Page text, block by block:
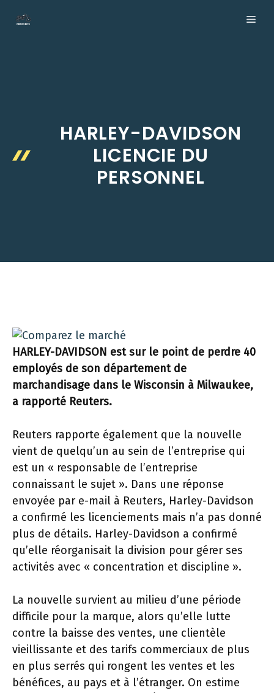
HARLEY-DAVIDSON
LICENCIE DU
PERSONNEL
HARLEY-DAVIDSON est sur le point de perdre 40
employés de son département de
marchandisage dans le Wisconsin à Milwaukee,
a rapporté Reuters.
Reuters rapporte également que la nouvelle
vient de quelqu’un au sein de l’entreprise qui
est un « responsable de l’entreprise
connaissant le sujet ». Dans une réponse
envoyée par e-mail à Reuters, Harley-Davidson
a confirmé les licenciements mais n’a pas donné
plus de détails. Harley-Davidson a confirmé
qu’elle réorganisait la division pour gérer ses
activités avec « concentration et discipline ».
La nouvelle survient au milieu d’une période
difficile pour la marque, alors qu’elle lutte
contre la baisse des ventes, une clientèle
vieillissante et des tarifs commerciaux de plus
en plus serrés qui rongent les ventes et les
bénéfices, au pays et à l’étranger. On estime